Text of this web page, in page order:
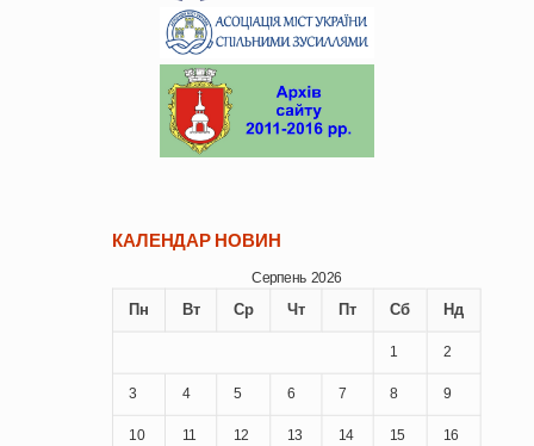
КАЛЕНДАР НОВИН
Серпень 2026
Пн Вт Ср Чт Пт Сб Нд
1 2
3 4 5 6 7 8 9
10 11 12 13 14 15 16